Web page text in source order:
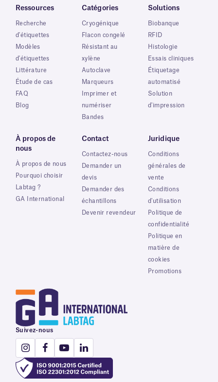
Ressources
Recherche
d'étiquettes
Modèles
d'étiquettes
Littérature
Étude de cas
FAQ
Blog
Catégories
Cryogénique
Flacon congelé
Résistant au
xylène
Autoclave
Marqueurs
Imprimer et
numériser
Bandes
Solutions
Biobanque
RFID
Histologie
Essais cliniques
Étiquetage
automatisé
Solution
d'impression
À propos de
nous
À propos de nous
Pourquoi choisir
Labtag ?
GA International
Contact
Contactez-nous
Demander un
devis
Demander des
échantillons
Devenir revendeur
Juridique
Conditions
générales de
vente
Conditions
d'utilisation
Politique de
confidentialité
Politique en
matière de
cookies
Promotions
Suivez-nous